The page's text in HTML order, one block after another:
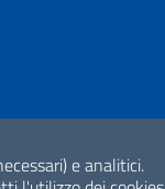
e analitici.